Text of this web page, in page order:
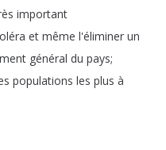
important
et même l'éliminer un
général du pays;
populations les plus à